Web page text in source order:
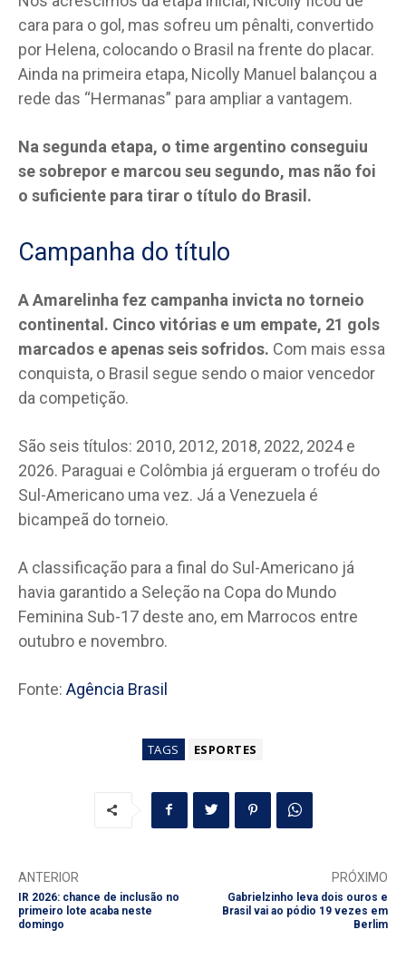
cara para o gol, mas sofreu um pênalti, convertido
por Helena, colocando o Brasil na frente do placar.
Ainda na primeira etapa, Nicolly Manuel balançou a
rede das “Hermanas” para ampliar a vantagem.
Na segunda etapa, o time argentino conseguiu
se sobrepor e marcou seu segundo, mas não foi
o suficiente para tirar o título do Brasil.
Campanha do título
A Amarelinha fez campanha invicta no torneio
continental. Cinco vitórias e um empate, 21 gols
marcados e apenas seis sofridos. Com mais essa
conquista, o Brasil segue sendo o maior vencedor
da competição.
São seis títulos: 2010, 2012, 2018, 2022, 2024 e
2026. Paraguai e Colômbia já ergueram o troféu do
Sul-Americano uma vez. Já a Venezuela é
bicampeã do torneio.
A classificação para a final do Sul-Americano já
havia garantido a Seleção na Copa do Mundo
Feminina Sub-17 deste ano, em Marrocos entre
outubro e novembro.
Fonte: Agência Brasil
TAGS ESPORTES
ANTERIOR
IR 2026: chance de inclusão no
primeiro lote acaba neste
domingo
PRÓXIMO
Gabrielzinho leva dois ouros e
Brasil vai ao pódio 19 vezes em
Berlim